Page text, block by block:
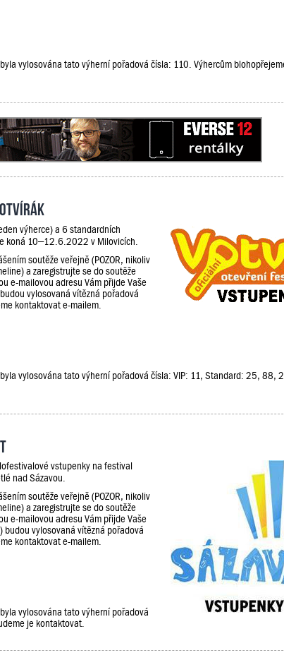
vylosována tato výherní pořadová čísla: 110. Výhercům
výherce) a 6 standardních
koná 10–12.6.2022 v Milovicích.
soutěže veřejně (POZOR, nikoliv
a zaregistrujte se do soutěže
e-mailovou adresu Vám přijde Vaše
vylosovaná vítězná pořadová
kontaktovat e-mailem.
vylosována tato výherní pořadová čísla: VIP: 11, Standard: 25, 88,
vstupenky na festival
nad Sázavou.
soutěže veřejně (POZOR, nikoliv
a zaregistrujte se do soutěže
e-mailovou adresu Vám přijde Vaše
vylosovaná vítězná pořadová
kontaktovat e-mailem.
vylosována tato výherní pořadová
je kontaktovat.